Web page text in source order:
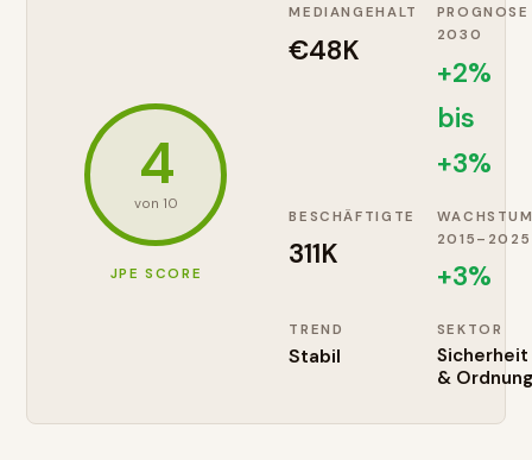
4
von 10
JPE SCORE
MEDIANGEHALT
€48K
PROGNOSE
2030
+2%
bis
+3%
BESCHÄFTIGTE
311K
2015–2025
+3%
TREND
Stabil
SEKTOR
Sicherheit
& Ordnung